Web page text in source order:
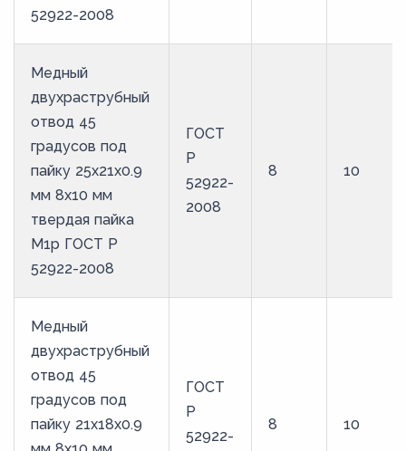
52922-2008
Медный
двухраструбный
отвод 45
градусов под
пайку 25х21х0.9
мм 8х10 мм
твердая пайка
М1р ГОСТ Р
52922-2008
ГОСТ
Р
52922-
2008
8 10
Медный
двухраструбный
отвод 45
градусов под
пайку 21х18х0.9
ГОСТ
Р
52922-
8 10